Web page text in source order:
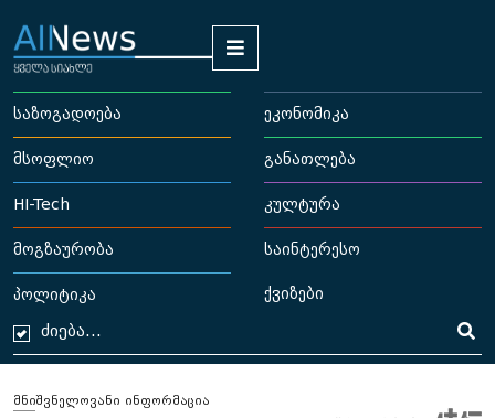
საზოგადოება ეკონომიკა
მსოფლიო განათლება
HI-Tech კულტურა
მოგზაურობა საინტერესო
პოლიტიკა ქვიზები
მნიშვნელოვანი ინფორმაცია